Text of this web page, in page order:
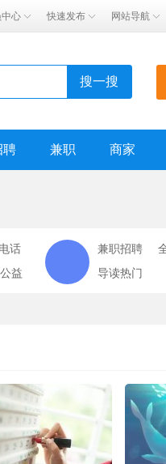
心 快速发布 网站导航
搜一搜
聘 兼职 商家
话
益
兼职招聘
导读热门